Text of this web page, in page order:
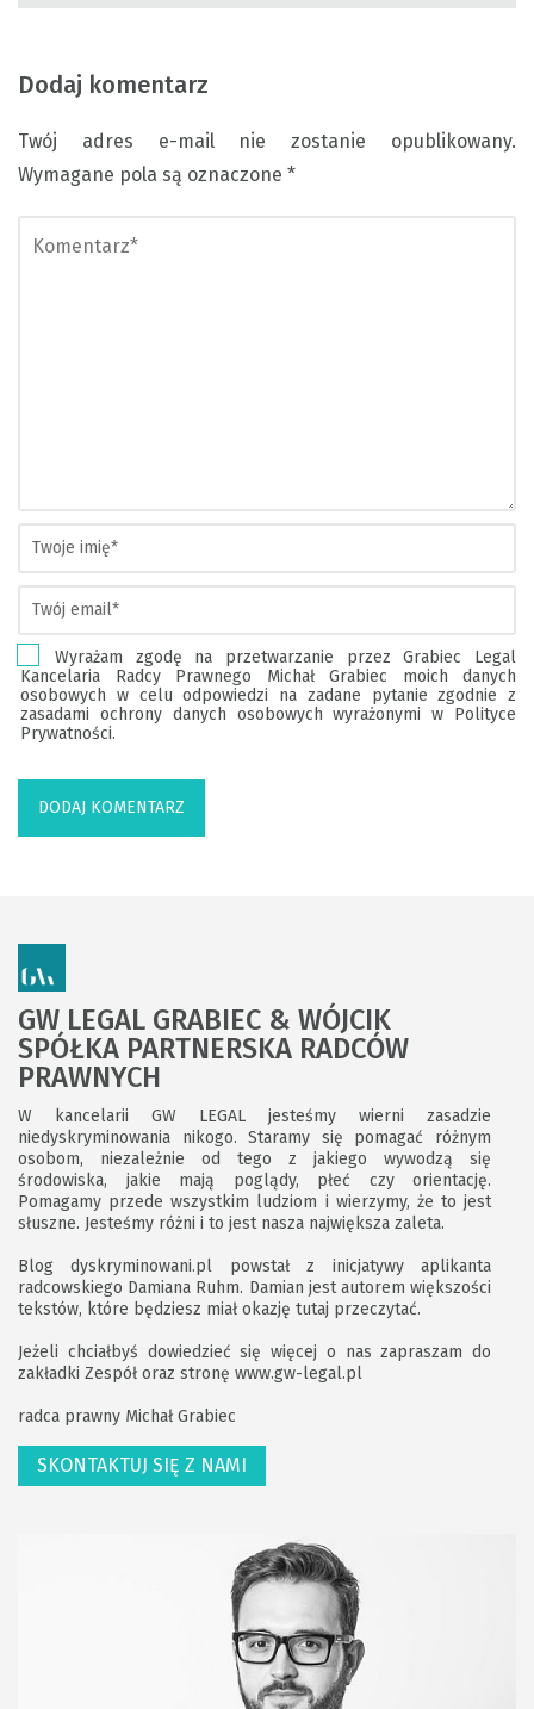
Dodaj komentarz
Twój adres e-mail nie zostanie opublikowany.
Wymagane pola są oznaczone *
Wyrażam zgodę na przetwarzanie przez Grabiec Legal
Kancelaria Radcy Prawnego Michał Grabiec moich danych
osobowych w celu odpowiedzi na zadane pytanie zgodnie z
zasadami ochrony danych osobowych wyrażonymi w Polityce
Prywatności.
GW LEGAL GRABIEC & WÓJCIK
SPÓŁKA PARTNERSKA RADCÓW
PRAWNYCH
W kancelarii GW LEGAL jesteśmy wierni zasadzie
niedyskryminowania nikogo. Staramy się pomagać różnym
osobom, niezależnie od tego z jakiego wywodzą się
środowiska, jakie mają poglądy, płeć czy orientację.
Pomagamy przede wszystkim ludziom i wierzymy, że to jest
słuszne. Jesteśmy różni i to jest nasza największa zaleta.
Blog dyskryminowani.pl powstał z inicjatywy aplikanta
radcowskiego Damiana Ruhm. Damian jest autorem większości
tekstów, które będziesz miał okazję tutaj przeczytać.
Jeżeli chciałbyś dowiedzieć się więcej o nas zapraszam do
zakładki Zespółoraz stronę www.gw-legal.pl
radca prawny Michał Grabiec
SKONTAKTUJ SIĘ Z NAMI